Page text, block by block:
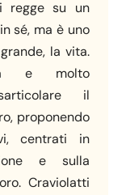
regge su un
sé, ma è uno
la vita.
e molto
il
proponendo
centrati in
e sulla
Craviolatti